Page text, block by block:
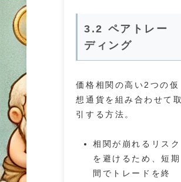
3.2 ペアトレー
ディング
価格相関の高い2つの仮
想通貨を組み合わせて取
引する方法。
相関が崩れるリスク
を避けるため、短期
間でトレードを終